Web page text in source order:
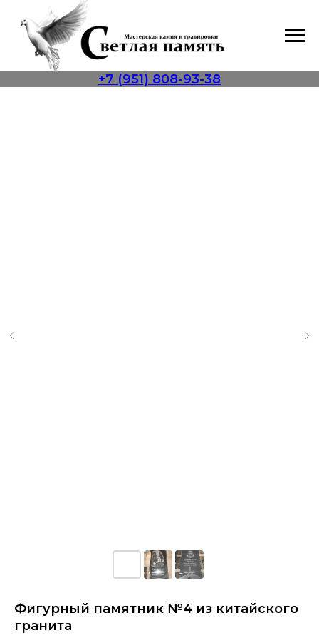
+7 (951) 808-93-38
Фигурный памятник №4 из китайского
гранита